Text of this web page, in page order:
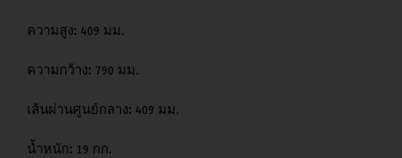
ความสูง: 409 มม.
ความกว้าง: 790 มม.
เส้นผ่านศูนย์กลาง: 409 มม.
น้ำหนัก: 19 กก.